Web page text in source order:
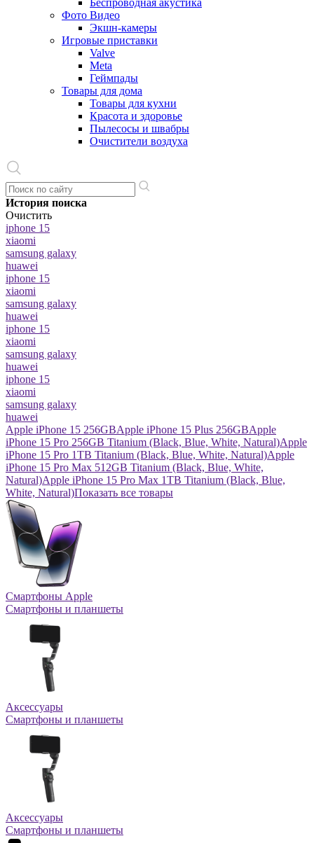
Беспроводная акустика
Фото Видео
Экшн-камеры
Игровые приставки
Valve
Meta
Геймпады
Товары для дома
Товары для кухни
Красота и здоровье
Пылесосы и швабры
Очистители воздуха
История поиска
Очистить
iphone 15
xiaomi
samsung galaxy
huawei
iphone 15
xiaomi
samsung galaxy
huawei
iphone 15
xiaomi
samsung galaxy
huawei
iphone 15
xiaomi
samsung galaxy
huawei
Apple iPhone 15 256GBApple iPhone 15 Plus 256GBApple
iPhone 15 Pro 256GB Titanium (Black, Blue, White, Natural)Apple
iPhone 15 Pro 1TB Titanium (Black, Blue, White, Natural)Apple
iPhone 15 Pro Max 512GB Titanium (Black, Blue, White,
Natural)Apple iPhone 15 Pro Max 1TB Titanium (Black, Blue,
White, Natural)Показать все товары
Смартфоны Apple
Смартфоны и планшеты
Аксессуары
Смартфоны и планшеты
Аксессуары
Смартфоны и планшеты